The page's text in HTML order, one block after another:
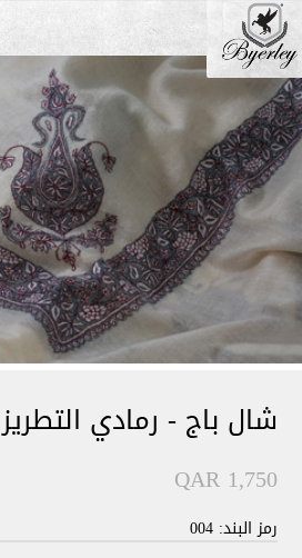
شال باج - رمادي التطريز
QAR 1,750
رمز البند: 004